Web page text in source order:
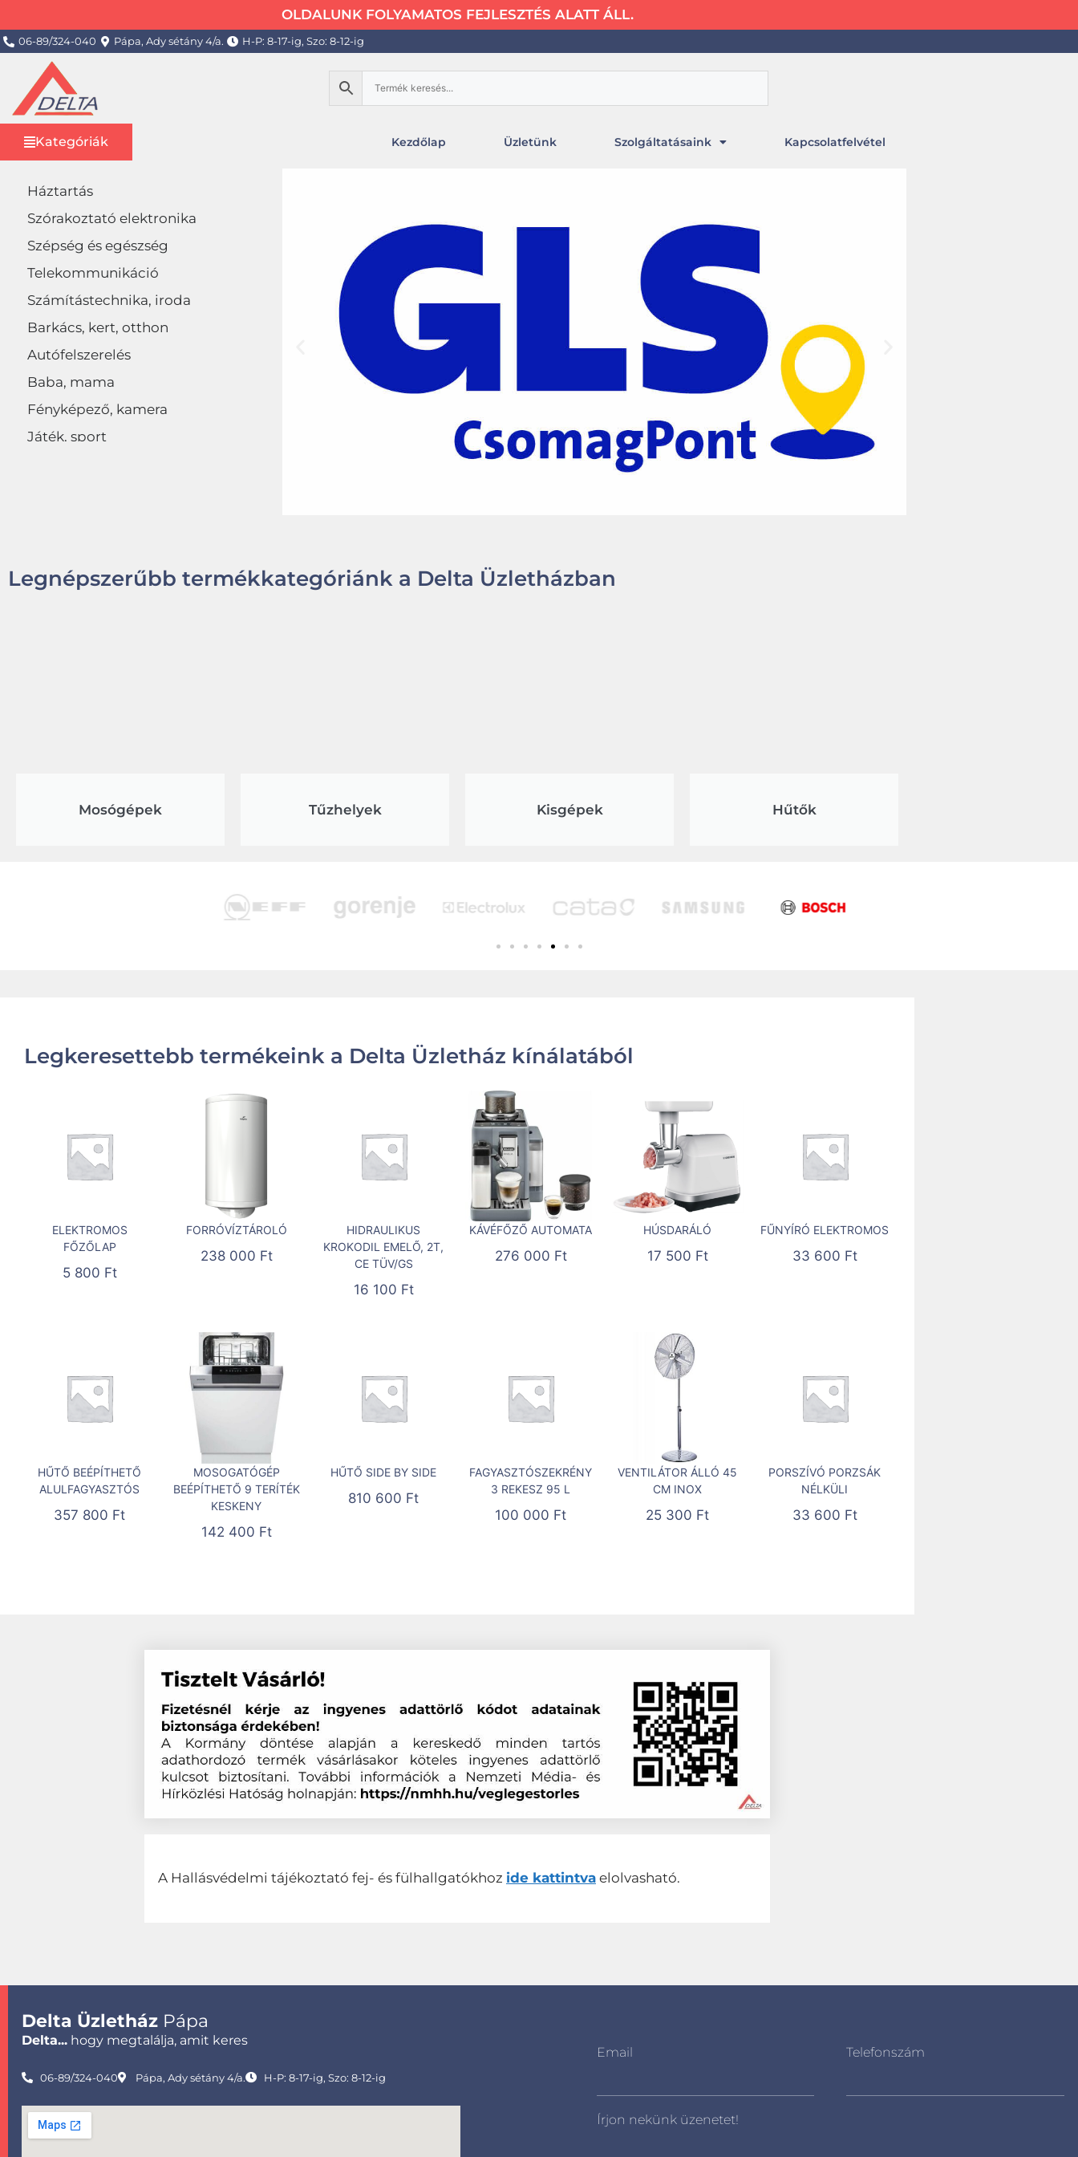
OLDALUNK FOLYAMATOS FEJLESZTÉS ALATT ÁLL.
06-89/324-040 Pápa, Ady sétány 4/a. H-P: 8-17-ig, Szo: 8-12-ig
Kategóriák Kezdőlap Üzletünk Szolgáltatásaink Kapcsolatfelvétel
Háztartás
Szórakoztató elektronika
Szépség és egészség
Telekommunikáció
Számítástechnika, iroda
Barkács, kert, otthon
Autófelszerelés
Baba, mama
Fényképező, kamera
Játék, sport
Legnépszerűbb termékkategóriánk a Delta Üzletházban
Mosógépek Tűzhelyek Kisgépek Hűtők
Legkeresettebb termékeink a Delta Üzletház kínálatából
ELEKTROMOS
FŐZŐLAP
5 800 Ft
FORRÓVÍZTÁROLÓ
238 000 Ft
HIDRAULIKUS
KROKODIL EMELŐ, 2T,
CE TÜV/GS
16 100 Ft
KÁVÉFŐZŐ AUTOMATA
276 000 Ft
HÚSDARÁLÓ
17 500 Ft
FŰNYÍRÓ ELEKTROMOS
33 600 Ft
HŰTŐ BEÉPÍTHETŐ
ALULFAGYASZTÓS
357 800 Ft
MOSOGATÓGÉP
BEÉPÍTHETŐ 9 TERÍTÉK
KESKENY
142 400 Ft
HŰTŐ SIDE BY SIDE
810 600 Ft
FAGYASZTÓSZEKRÉNY
3 REKESZ 95 L
100 000 Ft
VENTILÁTOR ÁLLÓ 45
CM INOX
25 300 Ft
PORSZÍVÓ PORZSÁK
NÉLKÜLI
33 600 Ft
A Hallásvédelmi tájékoztató fej- és fülhallgatókhoz ide kattintva elolvasható.
Delta Üzletház Pápa
Delta... hogy megtalálja, amit keres
06-89/324-040 Pápa, Ady sétány 4/a. H-P: 8-17-ig, Szo: 8-12-ig
Email Telefonszám
Írjon nekünk üzenetet!